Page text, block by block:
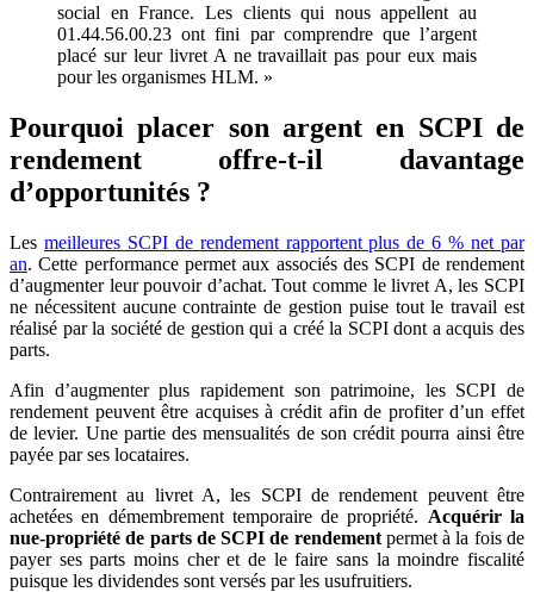
social en France. Les clients qui nous appellent au
01.44.56.00.23 ont fini par comprendre que l’argent
placé sur leur livret A ne travaillait pas pour eux mais
pour les organismes HLM. »
Pourquoi placer son argent en SCPI de
rendement offre-t-il davantage
d’opportunités ?
Les meilleures SCPI de rendement rapportent plus de 6 % net par
an. Cette performance permet aux associés des SCPI de rendement
d’augmenter leur pouvoir d’achat. Tout comme le livret A, les SCPI
ne nécessitent aucune contrainte de gestion puise tout le travail est
réalisé par la société de gestion qui a créé la SCPI dont a acquis des
parts.
Afin d’augmenter plus rapidement son patrimoine, les SCPI de
rendement peuvent être acquises à crédit afin de profiter d’un effet
de levier. Une partie des mensualités de son crédit pourra ainsi être
payée par ses locataires.
Contrairement au livret A, les SCPI de rendement peuvent être
achetées en démembrement temporaire de propriété. Acquérir la
nue-propriété de parts de SCPI de rendementpermet à la fois de
payer ses parts moins cher et de le faire sans la moindre fiscalité
puisque les dividendes sont versés par les usufruitiers.